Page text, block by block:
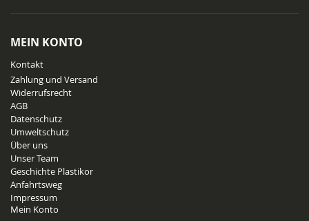
Newsletter
MEIN KONTO
Kontakt
Zahlung und Versand
Widerrufsrecht
AGB
Datenschutz
Umweltschutz
Über uns
Unser Team
Geschichte Plastikor
Anfahrtsweg
Impressum
Mein Konto